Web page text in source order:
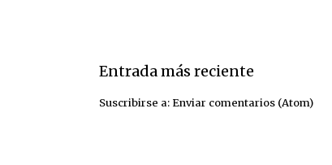
Entrada más reciente
Suscribirse a: Enviar comentarios (Atom)